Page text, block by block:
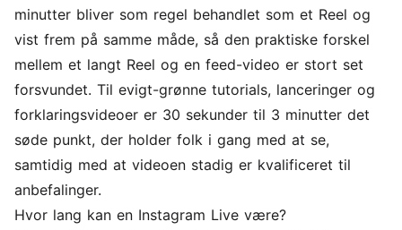
minutter bliver som regel behandlet som et Reel og
vist frem på samme måde, så den praktiske forskel
mellem et langt Reel og en feed-video er stort set
forsvundet. Til evigt-grønne tutorials, lanceringer og
forklaringsvideoer er 30 sekunder til 3 minutter det
søde punkt, der holder folk i gang med at se,
samtidig med at videoen stadig er kvalificeret til
anbefalinger.
Hvor lang kan en Instagram Live være?